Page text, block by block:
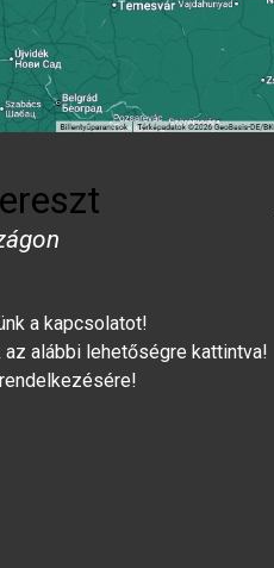
a kapcsolatot!
az alábbi lehetőségre kattintva!